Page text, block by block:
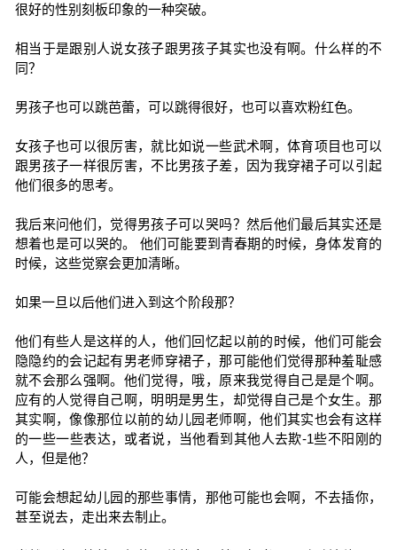
很好的性别刻板印象的一种突破。
相当于是跟别人说女孩子跟男孩子其实也没有啊。什么样的不
同？
男孩子也可以跳芭蕾，可以跳得很好，也可以喜欢粉红色。
女孩子也可以很厉害，就比如说一些武术啊，体育项目也可以
跟男孩子一样很厉害，不比男孩子差，因为我穿裙子可以引起
他们很多的思考。
我后来问他们，觉得男孩子可以哭吗？然后他们最后其实还是
想着也是可以哭的。 他们可能要到青春期的时候，身体发育的
时候，这些觉察会更加清晰。
如果一旦以后他们进入到这个阶段那？
他们有些人是这样的人，他们回忆起以前的时候，他们可能会
隐隐约的会记起有男老师穿裙子，那可能他们觉得那种羞耻感
就不会那么强啊。他们觉得，哦，原来我觉得自己是是个啊。
应有的人觉得自己啊，明明是男生，却觉得自己是个女生。那
其实啊，像像那位以前的幼儿园老师啊，他们其实也会有这样
的一些一些表达，或者说，当他看到其他人去欺-1些不阳刚的
人，但是他？
可能会想起幼儿园的那些事情，那他可能也会啊，不去插你，
甚至说去，走出来去制止。